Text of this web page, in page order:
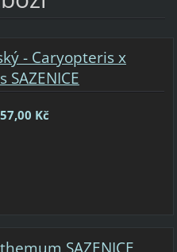
- Caryopteris x
57,00 Kč
SAZENICE